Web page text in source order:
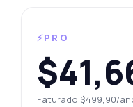
⚡PRO
Faturado $499,90/